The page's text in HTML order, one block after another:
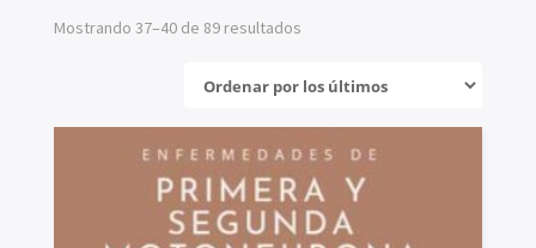
Mostrando 37–40 de 89 resultados